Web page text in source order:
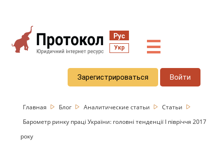
Рус
Укр ☰
Зарегистрироваться Войти
Главная Блог Аналитические статьи
Статьи
Барометр ринку праці України: головні тенденції І півріччя 2017
року